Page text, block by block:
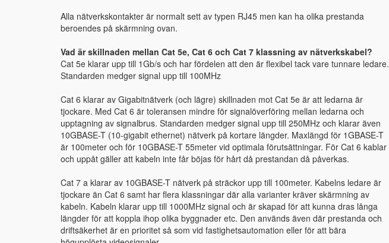
Alla nätverkskontakter är normalt sett av typen RJ45 men kan ha olika prestanda
beroendes på skärmning ovan.
Vad är skillnaden mellan Cat 5e, Cat 6 och Cat 7 klassning av nätverkskabel?
Cat 5e klarar upp till 1Gb/s och har fördelen att den är flexibel tack vare tunnare ledare.
Standarden medger signal upp till 100MHz
Cat 6 klarar av Gigabitnätverk (och lägre) skillnaden mot Cat 5e är att ledarna är
tjockare. Med Cat 6 är toleransen mindre för signalöverföring mellan ledarna och
upptagning av signalbrus. Standarden medger signal upp till 250MHz och klarar även
10GBASE-T (10-gigabit ethernet) nätverk på kortare längder. Maxlängd för 1GBASE-T
är 100meter och för 10GBASE-T 55meter vid optimala förutsättningar. För Cat 6 kablar
och uppåt gäller att kabeln inte får böjas för hårt då prestandan då påverkas.
Cat 7 a klarar av 10GBASE-T nätverk på sträckor upp till 100meter. Kabelns ledare är
tjockare än Cat 6 samt har flera klassningar där alla varianter kräver skärmning av
kabeln. Kabeln klarar upp till 1000MHz signal och är skapad för att kunna dras långa
längder för att koppla ihop olika byggnader etc. Den används även där prestanda och
driftsäkerhet är en prioritet så som vid fastighetsautomation eller för att bära